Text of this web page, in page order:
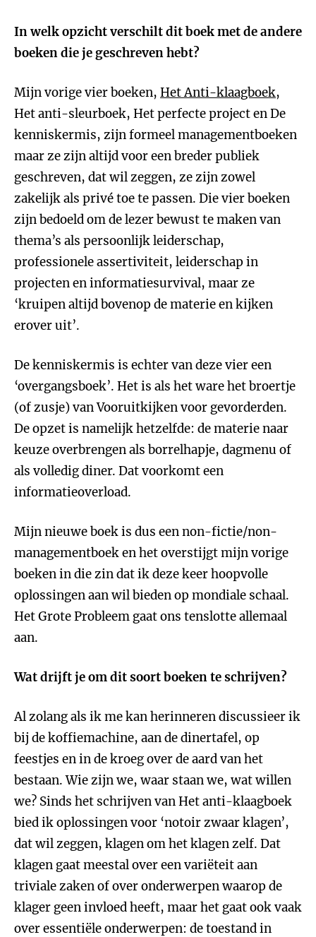
In welk opzicht verschilt dit boek met de andere
boeken die je geschreven hebt?
Mijn vorige vier boeken, Het Anti-klaagboek,
Het anti-sleurboek, Het perfecte project en De
kenniskermis, zijn formeel managementboeken
maar ze zijn altijd voor een breder publiek
geschreven, dat wil zeggen, ze zijn zowel
zakelijk als privé toe te passen. Die vier boeken
zijn bedoeld om de lezer bewust te maken van
thema’s als persoonlijk leiderschap,
professionele assertiviteit, leiderschap in
projecten en informatiesurvival, maar ze
‘kruipen altijd bovenop de materie en kijken
erover uit’.
De kenniskermis is echter van deze vier een
‘overgangsboek’. Het is als het ware het broertje
(of zusje) van Vooruitkijken voor gevorderden.
De opzet is namelijk hetzelfde: de materie naar
keuze overbrengen als borrelhapje, dagmenu of
als volledig diner. Dat voorkomt een
informatieoverload.
Mijn nieuwe boek is dus een non-fictie/non-
managementboek en het overstijgt mijn vorige
boeken in die zin dat ik deze keer hoopvolle
oplossingen aan wil bieden op mondiale schaal.
Het Grote Probleem gaat ons tenslotte allemaal
aan.
Wat drijft je om dit soort boeken te schrijven?
Al zolang als ik me kan herinneren discussieer ik
bij de koffiemachine, aan de dinertafel, op
feestjes en in de kroeg over de aard van het
bestaan. Wie zijn we, waar staan we, wat willen
we? Sinds het schrijven van Het anti-klaagboek
bied ik oplossingen voor ‘notoir zwaar klagen’,
dat wil zeggen, klagen om het klagen zelf. Dat
klagen gaat meestal over een variëteit aan
triviale zaken of over onderwerpen waarop de
klager geen invloed heeft, maar het gaat ook vaak
over essentiële onderwerpen: de toestand in